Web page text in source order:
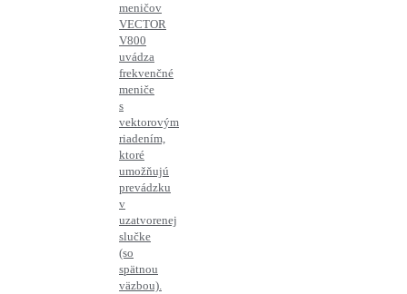
meničov
VECTOR
V800
uvádza
frekvenčné
meniče
s
vektorovým
riadením,
ktoré
umožňujú
prevádzku
v
uzatvorenej
slučke
(so
spätnou
väzbou).